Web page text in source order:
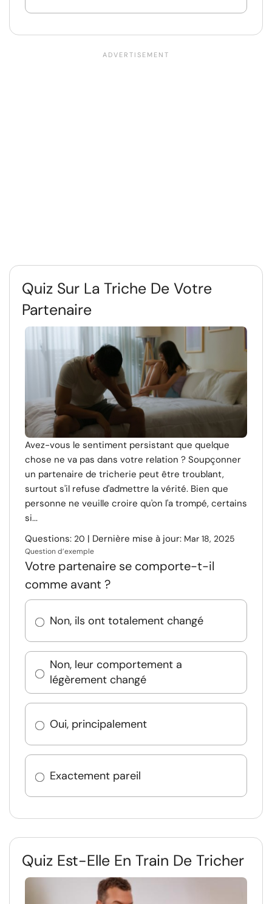
Quiz Sur La Triche De Votre
Partenaire
Avez-vous le sentiment persistant que quelque
chose ne va pas dans votre relation ? Soupçonner
un partenaire de tricherie peut être troublant,
surtout s'il refuse d'admettre la vérité. Bien que
personne ne veuille croire qu'on l'a trompé, certains
si...
Questions: 20 | Dernière mise à jour: Mar 18, 2025
Question d’exemple
Votre partenaire se comporte-t-il
comme avant ?
Non, ils ont totalement changé
Non, leur comportement a
légèrement changé
Oui, principalement
Exactement pareil
Quiz Est-Elle En Train De Tricher